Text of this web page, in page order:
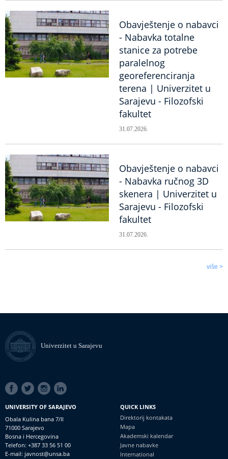
Obavještenje o nabavci
- Nabavka totalne
stanice za potrebe
paralelnog
georeferenciranja
terena | Univerzitet u
Sarajevu - Filozofski
fakultet
31.07.2026.
Obavještenje o nabavci
- Nabavka ručnog 3D
skenera | Univerzitet u
Sarajevu - Filozofski
fakultet
31.07.2026.
više >
Univerzitet u Sarajevu
SOCIAL
LINKS
UNIVERSITY OF SARAJEVO
Obala Kulina bana 7/II
71000 Sarajevo
Bosna i Hercegovina
Telefon: +387 33 56 51 00
E-mail: javnost@unsa.ba
QUICK LINKS
Direktorij kontakata
Mapa
Akademski kalendar
Javne nabavke
International